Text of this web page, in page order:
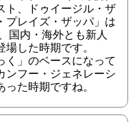
ト、ドゥイージル・ザ
プレイズ・ザッパ」は
国内・海外とも新人
した時期です。
く」のベースになって
ンフー・ジェネレーシ
った時期ですね。